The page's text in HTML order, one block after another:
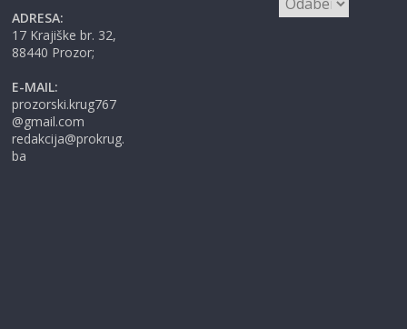
ADRESA:
17 Krajiške br. 32,
88440 Prozor;
E-MAIL:
prozorski.krug767
@gmail.com
redakcija@prokrug.
ba